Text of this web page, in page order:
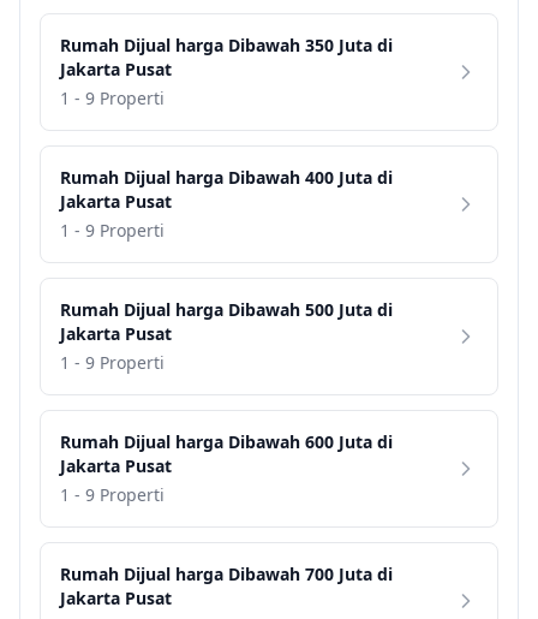
Rumah Dijual harga Dibawah 350 Juta di
Jakarta Pusat
1 - 9 Properti
Rumah Dijual harga Dibawah 400 Juta di
Jakarta Pusat
1 - 9 Properti
Rumah Dijual harga Dibawah 500 Juta di
Jakarta Pusat
1 - 9 Properti
Rumah Dijual harga Dibawah 600 Juta di
Jakarta Pusat
1 - 9 Properti
Rumah Dijual harga Dibawah 700 Juta di
Jakarta Pusat